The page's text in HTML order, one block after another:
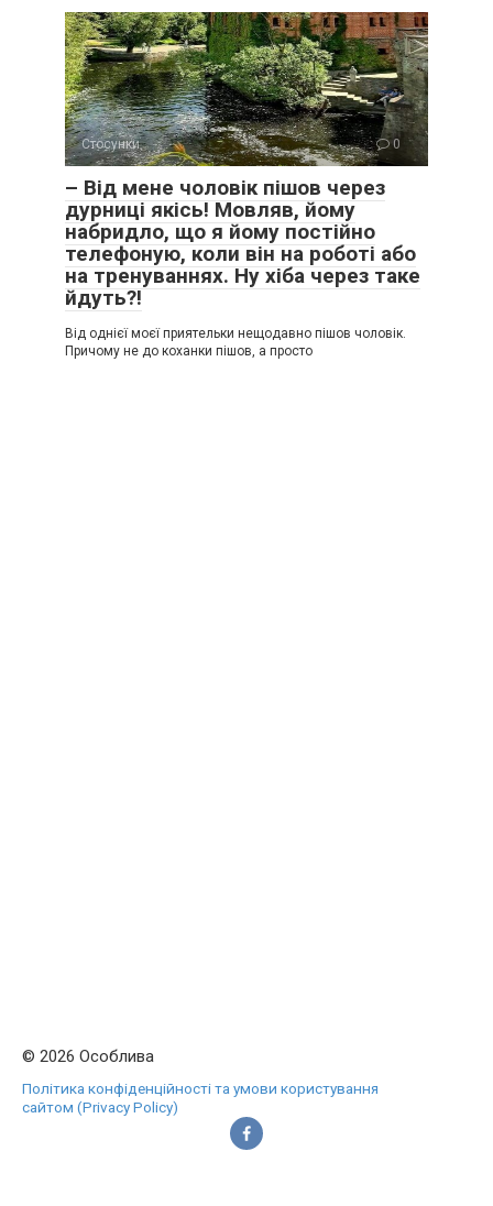
Стосунки 0
– Від мене чоловік пішов через
дурниці якісь! Мовляв, йому
набридло, що я йому постійно
телефоную, коли він на роботі або
на тренуваннях. Ну хіба через таке
йдуть?!
Від однієї моєї приятельки нещодавно пішов чоловік.
Причому не до коханки пішов, а просто
© 2026 Особлива
Політика конфіденційності та умови користування
сайтом (Privacy Policy)